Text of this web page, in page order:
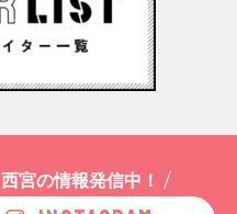
西宮の情報発信中！